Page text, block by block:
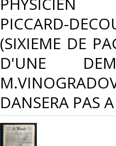
PICCARD-
(SIXIEME DE
D'UNE
DANSERA PAS